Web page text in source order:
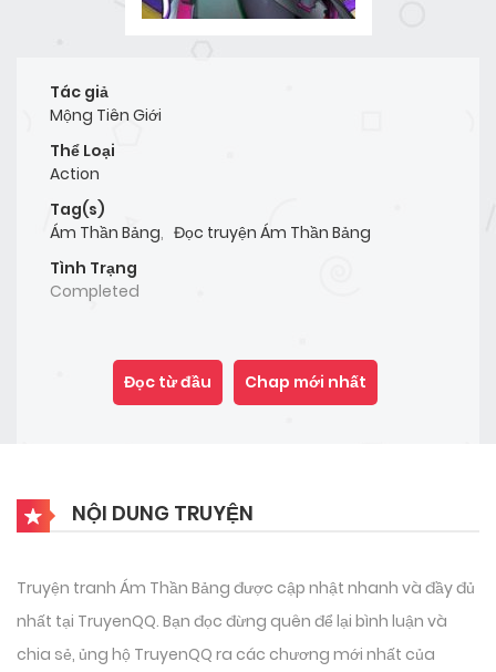
Tác giả
Mộng Tiên Giới
Thể Loại
Action
Tag(s)
Ám Thần Bảng, Đọc truyện Ám Thần Bảng
Tình Trạng
Completed
Đọc từ đầu Chap mới nhất
NỘI DUNG TRUYỆN
Truyện tranh Ám Thần Bảng được cập nhật nhanh và đầy đủ
nhất tại TruyenQQ. Bạn đọc đừng quên để lại bình luận và
chia sẻ, ủng hộ TruyenQQ ra các chương mới nhất của